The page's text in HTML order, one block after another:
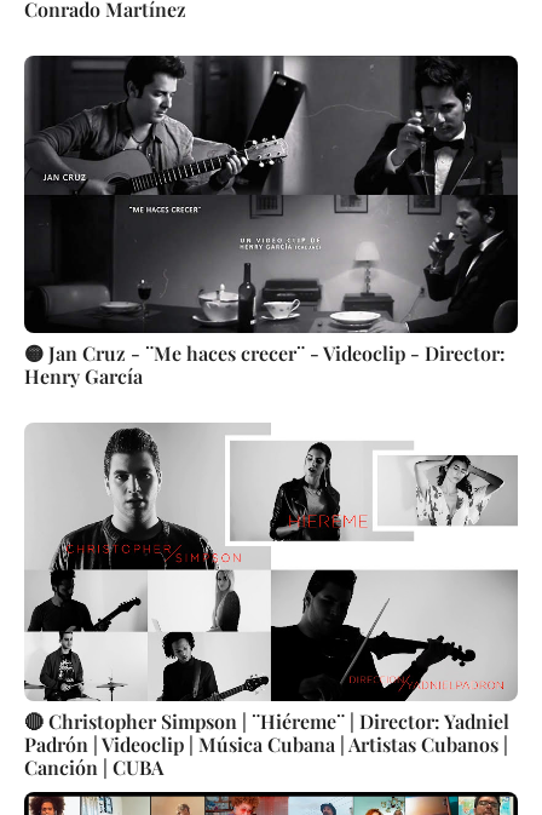
Conrado Martínez
🟡 Jan Cruz - ¨Me haces crecer¨ - Videoclip - Director:
Henry García
🔴 Christopher Simpson | ¨Hiéreme¨ | Director: Yadniel
Padrón | Videoclip | Música Cubana | Artistas Cubanos |
Canción | CUBA